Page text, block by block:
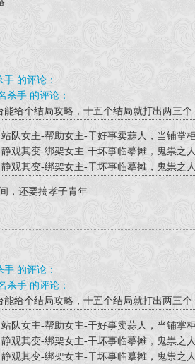
手 的评论：
杀手 的评论：
能给个结局攻略，十五个结局就打出两三个
队女主-帮助女主-干好事卖蒜人，当铺掌
观其变-绑架女主-干坏事临摹摊，鬼祟之
观其变-绑架女主-干坏事临摹摊，鬼祟之
，还要搞孝子青年
手 的评论：
杀手 的评论：
能给个结局攻略，十五个结局就打出两三个
队女主-帮助女主-干好事卖蒜人，当铺掌
观其变-绑架女主-干坏事临摹摊，鬼祟之
观其变-绑架女主-干坏事临摹摊，鬼祟之